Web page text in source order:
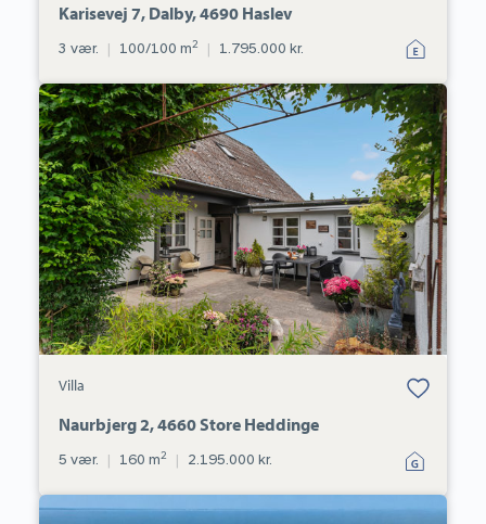
Karisevej 7, Dalby, 4690 Haslev
3 vær. | 100/100 m2 | 1.795.000 kr.
Villa:
Naurbjerg
2,
4660
Store
Heddinge
Villa
Bolig er gemt
under dine
Naurbjerg 2, 4660 Store Heddinge
5 vær. | 160 m2 | 2.195.000 kr.
Villa: